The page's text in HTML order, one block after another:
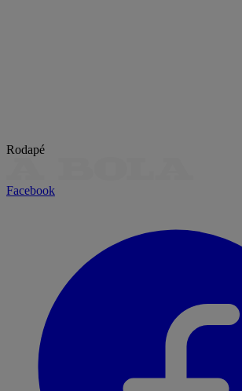
Rodapé
Facebook